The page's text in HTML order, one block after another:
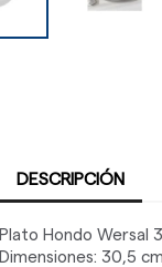
DESCRIPCIÓN
Plato Hondo Wersal
Dimensiones: 30,5